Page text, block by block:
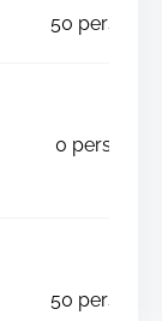
50 pers.
0 pers.
50 pers.